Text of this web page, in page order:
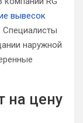
вывесок
Специалисты
наружной
на цену